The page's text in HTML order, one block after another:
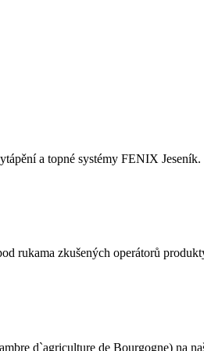
a topné systémy FENIX Jeseník.
rukama zkušených operátorů
d`agriculture de Bourgogne) na